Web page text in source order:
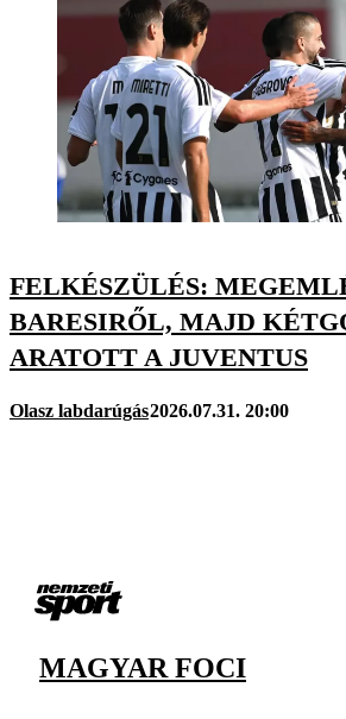
FELKÉSZÜLÉS:
BARESIRŐL, MAJD
ARATOTT A JUVENTUS
Olasz labdarúgás2026.07.31. 20:00
MAGYAR FOCI